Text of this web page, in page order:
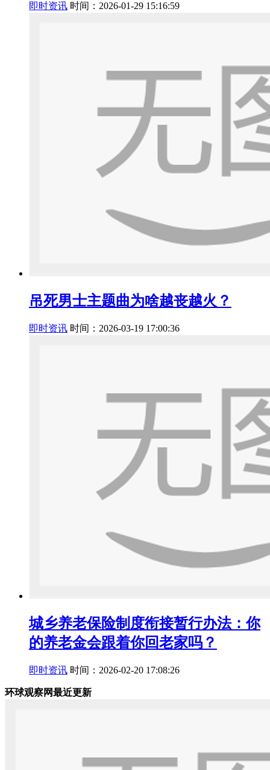
即时资讯 时间：2026-01-29 15:16:59
吊死男士主题曲为啥越丧越火？
即时资讯 时间：2026-03-19 17:00:36
城乡养老保险制度衔接暂行办法：你
的养老金会跟着你回老家吗？
即时资讯 时间：2026-02-20 17:08:26
环球观察网最近更新